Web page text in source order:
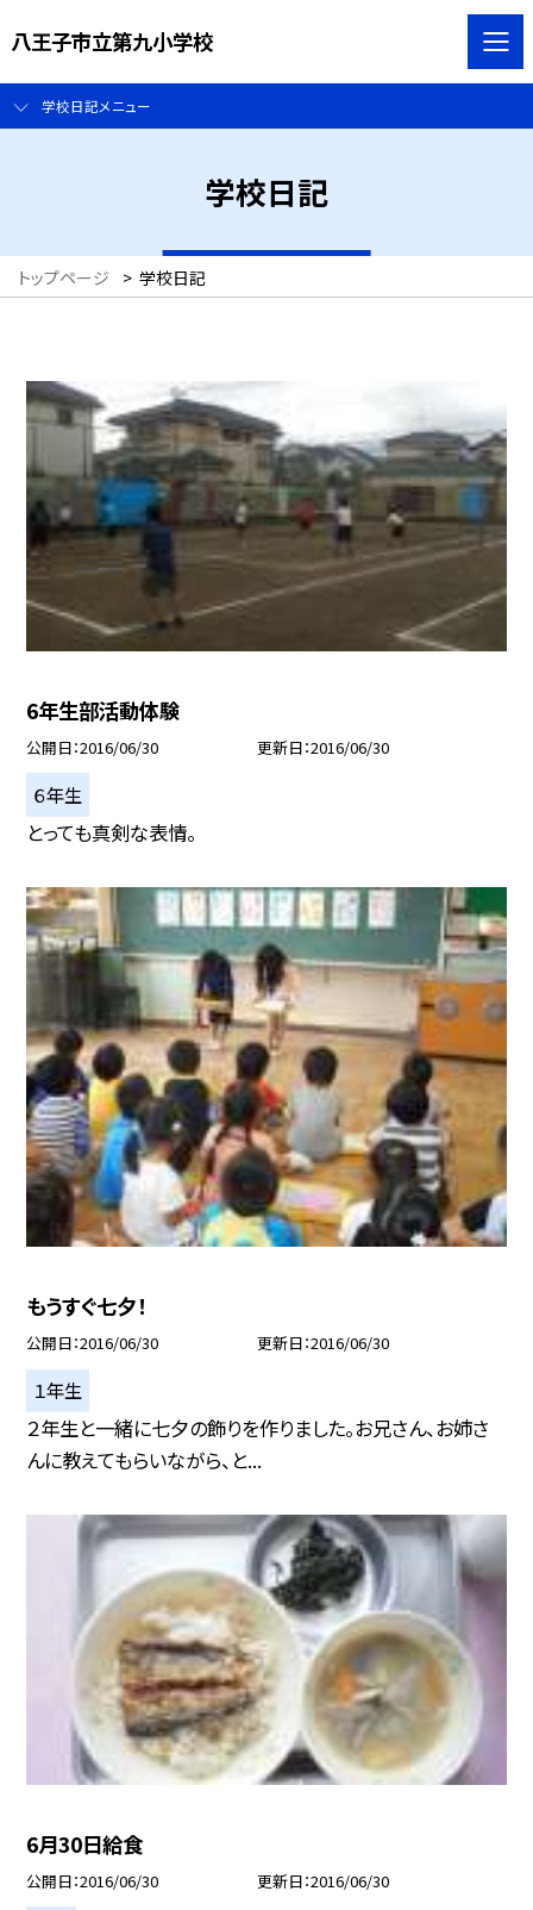
八王子市立第九小学校
学校日記メニュー
学校日記
トップページ > 学校日記
6年生部活動体験
公開日 2016/06/30 更新日 2016/06/30
６年生
とっても真剣な表情。
もうすぐ七夕！
公開日 2016/06/30 更新日 2016/06/30
１年生
２年生と一緒に七夕の飾りを作りました。お兄さん、お姉さ
んに教えてもらいながら、と...
6月30日給食
公開日 2016/06/30 更新日 2016/06/30